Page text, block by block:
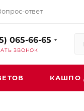
ответ
065-66-65
ЗВОНОК
КАШПО